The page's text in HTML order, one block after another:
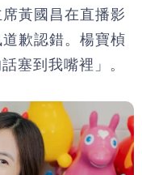
黃國昌在直播影
歉認錯。楊寶楨
塞到我嘴裡」。